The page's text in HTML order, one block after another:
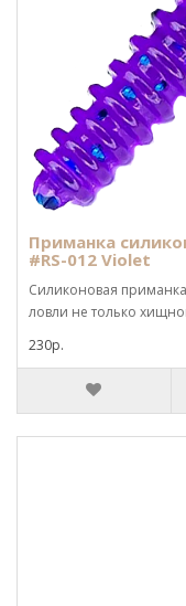
Приманка
#RS-012 Violet
Силиконовая
ловли не только
230р.